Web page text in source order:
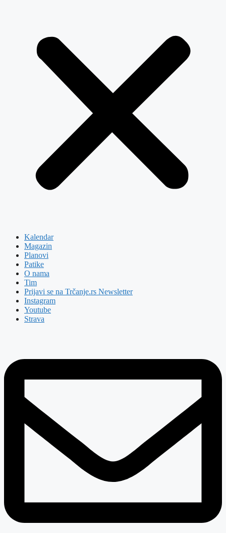
Kalendar
Magazin
Planovi
Patike
O nama
Tim
Prijavi se na Trčanje.rs Newsletter
Instagram
Youtube
Strava